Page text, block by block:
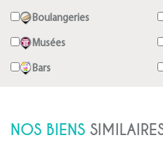
Boulangeries
Musées
Bars
NOS BIENS